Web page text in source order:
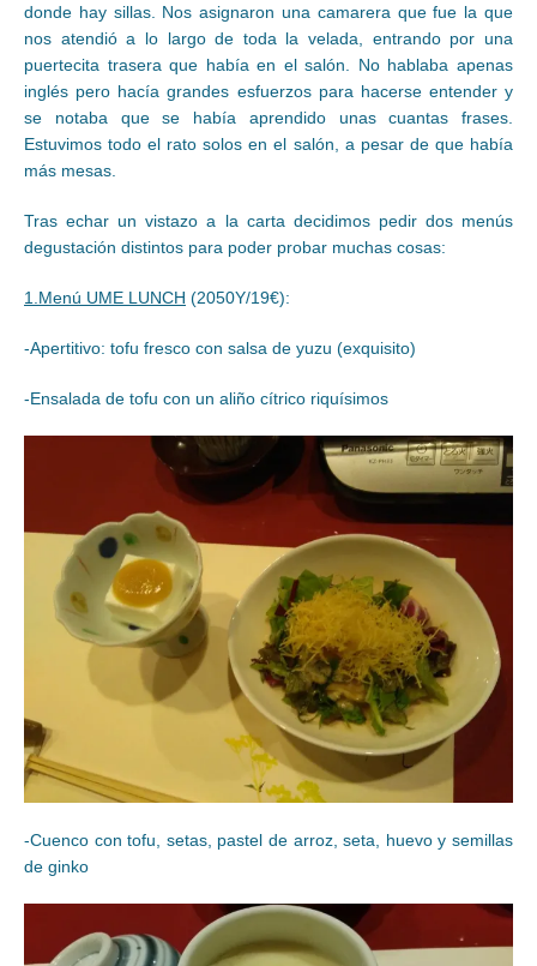
donde hay sillas. Nos asignaron una camarera que fue la que
nos atendió a lo largo de toda la velada, entrando por una
puertecita trasera que había en el salón. No hablaba apenas
inglés pero hacía grandes esfuerzos para hacerse entender y
se notaba que se había aprendido unas cuantas frases.
Estuvimos todo el rato solos en el salón, a pesar de que había
más mesas.
Tras echar un vistazo a la carta decidimos pedir dos menús
degustación distintos para poder probar muchas cosas:
1.Menú UME LUNCH (2050Y/19€):
-Apertitivo: tofu fresco con salsa de yuzu (exquisito)
-Ensalada de tofu con un aliño cítrico riquísimos
-Cuenco con tofu, setas, pastel de arroz, seta, huevo y semillas
de ginko